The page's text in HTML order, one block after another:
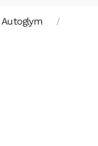
Autoglym